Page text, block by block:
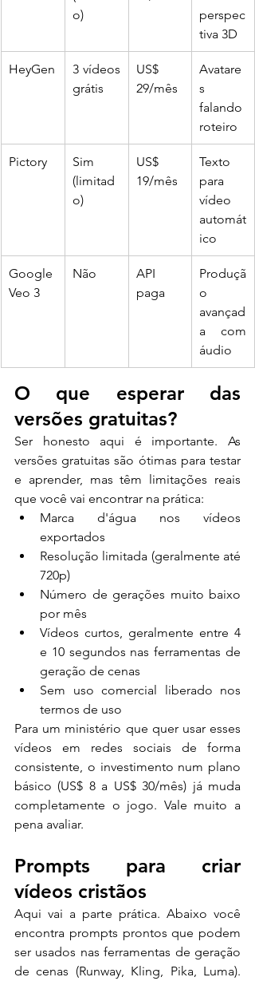
o)
perspec
tiva 3D
HeyGen
3 vídeos
grátis
US$
29/mês
Avatare
s
falando
roteiro
Pictory
Sim
(limitad
o)
US$
19/mês
Texto
para
vídeo
automát
ico
Google
Veo 3
Não
API
paga
Produçã
o
avançad
a com
áudio
O que esperar das
versões gratuitas?
Ser honesto aqui é importante. As
versões gratuitas são ótimas para testar
e aprender, mas têm limitações reais
que você vai encontrar na prática:
Marca d'água nos vídeos
exportados
Resolução limitada (geralmente até
720p)
Número de gerações muito baixo
por mês
Vídeos curtos, geralmente entre 4
e 10 segundos nas ferramentas de
geração de cenas
Sem uso comercial liberado nos
termos de uso
Para um ministério que quer usar esses
vídeos em redes sociais de forma
consistente, o investimento num plano
básico (US$ 8 a US$ 30/mês) já muda
completamente o jogo. Vale muito a
pena avaliar.
Prompts para criar
vídeos cristãos
Aqui vai a parte prática. Abaixo você
encontra prompts prontos que podem
ser usados nas ferramentas de geração
de cenas (Runway, Kling, Pika, Luma).